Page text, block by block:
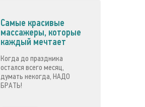
Самые красивые
массажеры, которые
каждый мечтает
Когда до праздника
остался всего месяц,
думать некогда, НАДО
БРАТЬ!